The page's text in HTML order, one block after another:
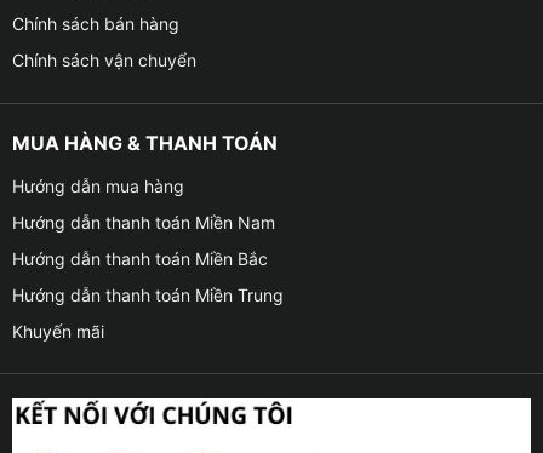
Chính sách bán hàng
Chính sách vận chuyển
MUA HÀNG & THANH TOÁN
Hướng dẫn mua hàng
Hướng dẫn thanh toán Miền Nam
Hướng dẫn thanh toán Miền Bắc
Hướng dẫn thanh toán Miền Trung
Khuyến mãi